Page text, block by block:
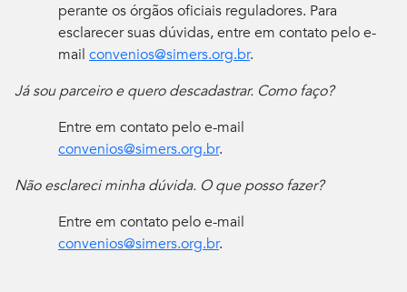
perante os órgãos oficiais reguladores. Para
esclarecer suas dúvidas, entre em contato pelo e-
mail convenios@simers.org.br.
Já sou parceiro e quero descadastrar. Como faço?
Entre em contato pelo e-mail
convenios@simers.org.br.
Não esclareci minha dúvida. O que posso fazer?
Entre em contato pelo e-mail
convenios@simers.org.br.